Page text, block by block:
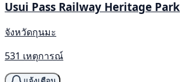
Usui Pass Railway Heritage Park
จังหวัดกุนมะ
531 เหตุการณ์